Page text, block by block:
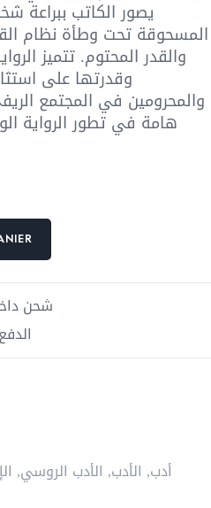
يصور الكاتب ببراعة
المسحوقة تحت وطأة نظام
والقدر المحتوم. تتميز
وقدرتها على
والمحرومين في المجتمع
هامة في تطور الرواية
شحن داخل
أدب, الأدب, الأدب الروسي,